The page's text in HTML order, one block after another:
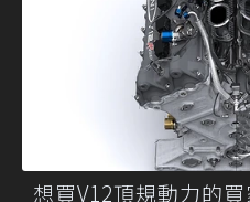
想買V12頂規動力的